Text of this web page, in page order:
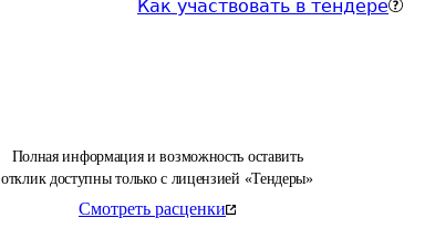
Как участвовать в тендере
Полная информация и возможность оставить
отклик доступны только с лицензией «Тендеры»
Смотреть расценки